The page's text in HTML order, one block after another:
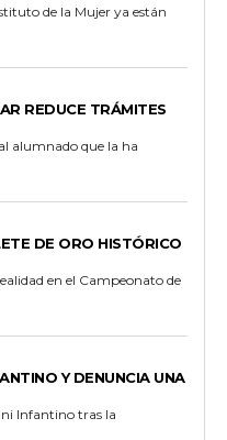
de la Mujer ya están
REDUCE TRÁMITES
alumnado que la ha
DE ORO HISTÓRICO
en el Campeonato de
Y DENUNCIA UNA
Infantino tras la